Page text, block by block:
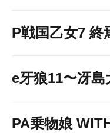
P戦国乙女7 終
e牙狼11〜冴
PA乗物娘